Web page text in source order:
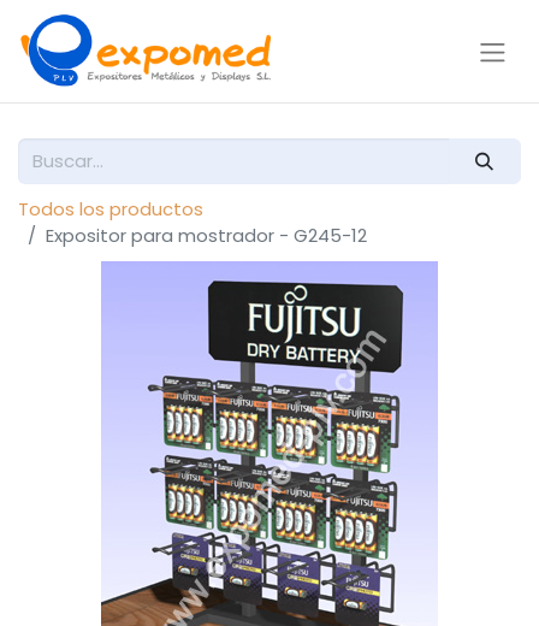
Todos los productos
Expositor para mostrador - G245-12